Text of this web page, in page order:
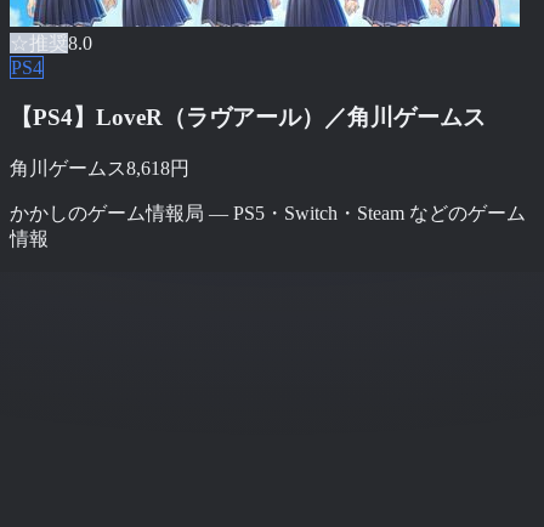
☆推奨8.0
PS4
【PS4】LoveR（ラヴアール）／角川ゲームス
角川ゲームス8,618円
かかしのゲーム情報局 — PS5・Switch・Steam などのゲーム
情報